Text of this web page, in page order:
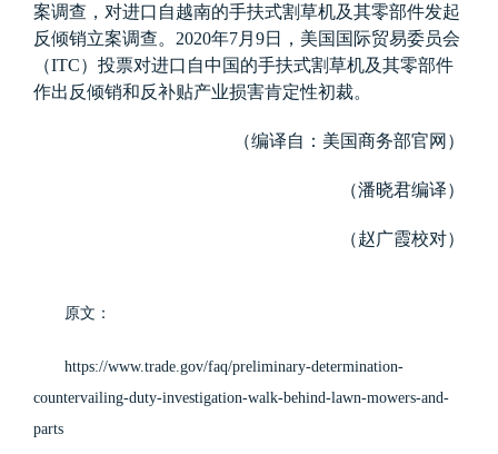
案调查，对进口自越南的手扶式割草机及其零部件发起
反倾销立案调查。 2020年7月 9日，美国国际贸易委员会
（ITC）投票对进口自中国的手扶式割草机及其零部件
作出反倾销和反补贴产业损害肯定性初裁。
（编译自：美国商务部官网）
（潘晓君编译）
（赵广霞校对）
原文：
https://www.trade.gov/faq/preliminary-determination-
countervailing-duty-investigation-walk-behind-lawn-mowers-and-
parts